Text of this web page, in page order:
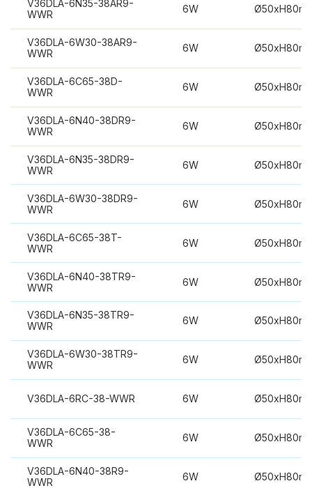
V36DLA-6N35-38AR9-
WWR
6W
V36DLA-6W30-38AR9-
WWR
6W
V36DLA-6C65-38D-
WWR
6W
V36DLA-6N40-38DR9-
WWR
6W
V36DLA-6N35-38DR9-
WWR
6W
V36DLA-6W30-38DR9-
WWR
6W
V36DLA-6C65-38T-
WWR
6W
V36DLA-6N40-38TR9-
WWR
6W
V36DLA-6N35-38TR9-
WWR
6W
V36DLA-6W30-38TR9-
WWR
6W
V36DLA-6RC-38-WWR 6W
V36DLA-6C65-38-
WWR
6W
V36DLA-6N40-38R9-
WWR
6W